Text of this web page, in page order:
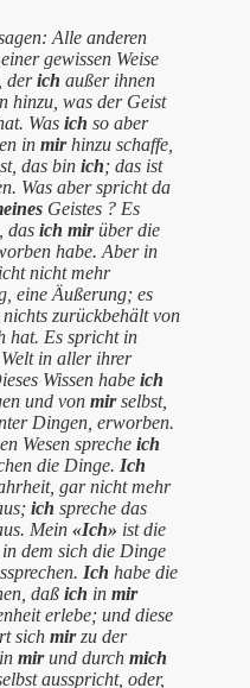
Alle anderen
gewissen Weise
, derich außer ihnen
hinzu, was der Geist
Was ich so aber
in mirhinzu schaffe,
das bin ich; das ist
Was aber spricht da
Geistes ? Es
das ich mirüber die
habe. Aber in
nicht mehr
eine Äußerung; es
zurückbehält von
hat. Es spricht in
Welt in aller ihrer
Wissen habe ich
und von mir selbst,
Dingen, erworben.
Wesen spreche ich
die Dinge. Ich
gar nicht mehr
ich spreche das
Mein «Ich» ist die
, in dem sich die Dinge
Ich habe die
daß ich in mir
erlebe; und diese
sich mirzu der
mirund durch mich
ausspricht, oder,